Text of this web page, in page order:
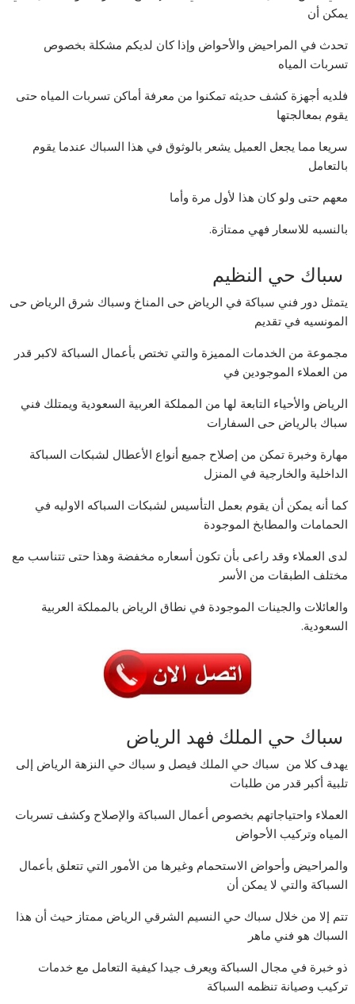
يمكن أن
تحدث في المراحيض والأحواض وإذا كان لديكم مشكلة بخصوص
تسربات المياه
فلديه أجهزة كشف حديثه تمكنوا من معرفة أماكن تسربات المياه حتى
يقوم بمعالجتها
سريعا مما يجعل العميل يشعر بالوثوق في هذا السباك عندما يقوم
بالتعامل
معهم حتى ولو كان هذا لأول مرة وأما
بالنسبه للاسعار فهي ممتازة.
سباك حي النظيم
يتمثل دور فني سباكة في الرياض حى المناخ وسباك شرق الرياض حى
المونسيه في تقديم
مجموعة من الخدمات المميزة والتي تختص بأعمال السباكة لاكبر قدر
من العملاء الموجودين في
الرياض والأحياء التابعة لها من المملكة العربية السعودية ويمتلك فني
سباك بالرياض حى السفارات
مهارة وخبرة تمكن من إصلاح جميع أنواع الأعطال لشبكات السباكة
الداخلية والخارجية في المنزل
كما أنه يمكن أن يقوم بعمل التأسيس لشبكات السباكه الاوليه في
الحمامات والمطابخ الموجودة
لدى العملاء وقد راعى بأن تكون أسعاره مخفضة وهذا حتى تتناسب مع
مختلف الطبقات من الأسر
والعائلات والجينات الموجودة في نطاق الرياض بالمملكة العربية
السعودية.
سباك حي الملك فهد الرياض
يهدف كلا من سباك حي الملك فيصل و سباك حي النزهة الرياض إلى
تلبية أكبر قدر من طلبات
العملاء واحتياجاتهم بخصوص أعمال السباكة والإصلاح وكشف تسربات
المياه وتركيب الأحواض
والمراحيض وأحواض الاستحمام وغيرها من الأمور التي تتعلق بأعمال
السباكة والتي لا يمكن أن
تتم إلا من خلال سباك حي النسيم الشرقي الرياض ممتاز حيث أن هذا
السباك هو فني ماهر
ذو خبرة في مجال السباكة ويعرف جيدا كيفية التعامل مع خدمات
تركيب وصيانة تنظمه السباكة